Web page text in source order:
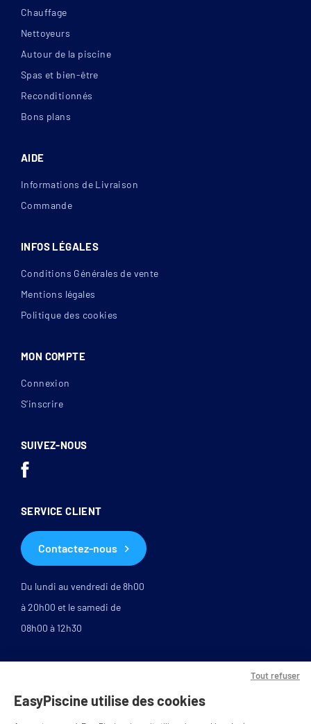
EasyPiscine utilise des cookies
Tout refuser
Chauffage
Nettoyeurs
Autour de la piscine
Spas et bien-être
Reconditionnés
Bons plans
AIDE
Informations de Livraison
Commande
INFOS LÉGALES
Conditions Générales de vente
Mentions légales
Politique des cookies
MON COMPTE
Connexion
S’inscrire
SUIVEZ-NOUS
SERVICE CLIENT
Contactez-nous
Du lundi au vendredi de 8h00
à 20h00 et le samedi de
08h00 à 12h30